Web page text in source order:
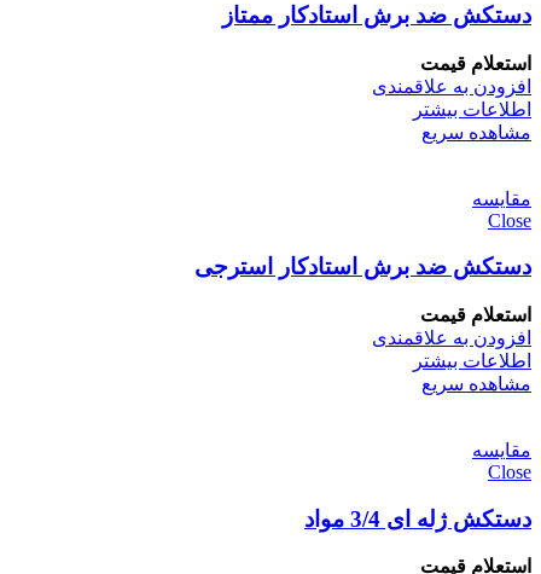
دستکش ضد برش استادکار ممتاز
استعلام قیمت
افزودن به علاقمندی
اطلاعات بیشتر
مشاهده سریع
مقایسه
Close
دستکش ضد برش استادکار استرجی
استعلام قیمت
افزودن به علاقمندی
اطلاعات بیشتر
مشاهده سریع
مقایسه
Close
دستکش ژله ای 3/4 مواد
استعلام قیمت